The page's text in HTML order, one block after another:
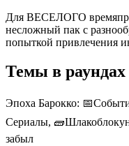
Для ВЕСЕЛОГО
несложный пак с
попыткой привлечения
Темы в раундах
Эпоха Барокко:
Сериалы,
забыл